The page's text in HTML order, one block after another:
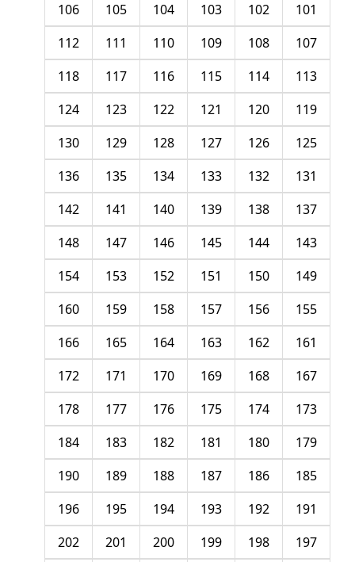
101
102
103
104
105
106
107
108
109
110
111
112
113
114
115
116
117
118
119
120
121
122
123
124
125
126
127
128
129
130
131
132
133
134
135
136
137
138
139
140
141
142
143
144
145
146
147
148
149
150
151
152
153
154
155
156
157
158
159
160
161
162
163
164
165
166
167
168
169
170
171
172
173
174
175
176
177
178
179
180
181
182
183
184
185
186
187
188
189
190
191
192
193
194
195
196
197
198
199
200
201
202